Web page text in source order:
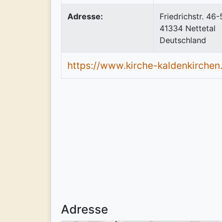
Adresse:
Friedrichstr. 46-
41334 Nettetal
Deutschland
https://www.kirche-
Adresse